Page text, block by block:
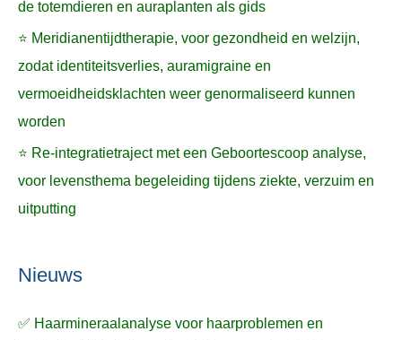
de totemdieren en auraplanten als gids
⭐ Meridianentijdtherapie, voor gezondheid en welzijn,
zodat identiteitsverlies, auramigraine en
vermoeidheidsklachten weer genormaliseerd kunnen
worden
⭐ Re-integratietraject met een Geboortescoop analyse,
voor levensthema begeleiding tijdens ziekte, verzuim en
uitputting
Nieuws
✅ Haarmineraalanalyse voor haarproblemen en